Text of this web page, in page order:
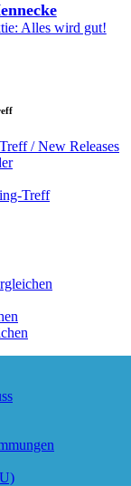
Alles wird gut!
/ New Releases
Treff